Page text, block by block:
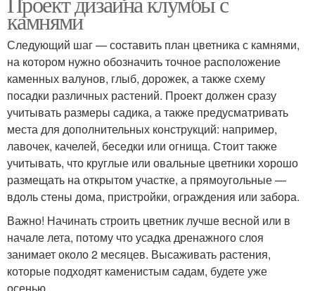
камнями
Следующий шаг — составить план цветника с камнями,
на котором нужно обозначить точное расположение
каменных валунов, глыб, дорожек, а также схему
посадки различных растений. Проект должен сразу
учитывать размеры садика, а также предусматривать
места для дополнительных конструкций: например,
лавочек, качелей, беседки или огнища. Стоит также
учитывать, что круглые или овальные цветники хорошо
размещать на открытом участке, а прямоугольные —
вдоль стены дома, пристройки, ограждения или забора.
Важно! Начинать строить цветник лучше весной или в
начале лета, потому что усадка дренажного слоя
занимает около 2 месяцев. Высаживать растения,
которые подходят каменистым садам, будете уже
осенью.